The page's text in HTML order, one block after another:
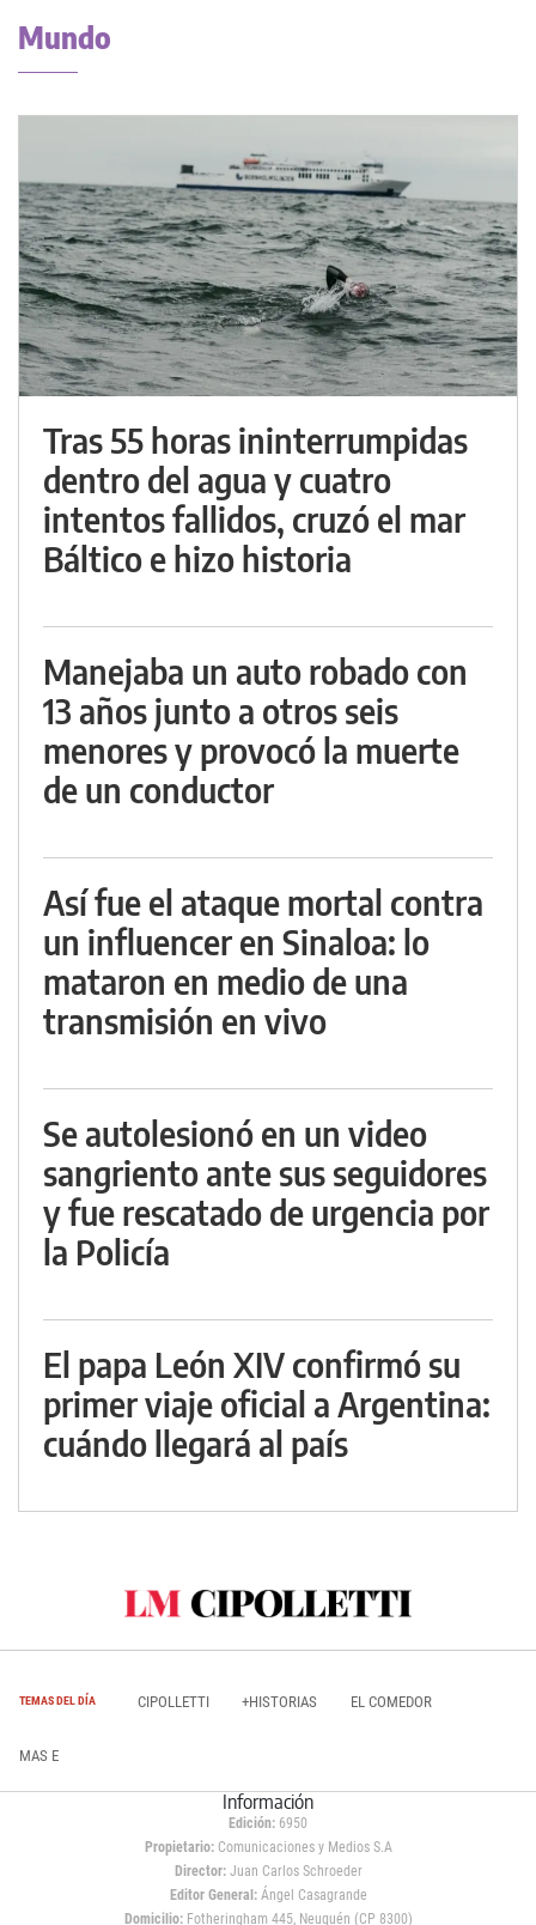
Mundo
Tras 55 horas ininterrumpidas
dentro del agua y cuatro
intentos fallidos, cruzó el mar
Báltico e hizo historia
Manejaba un auto robado con
13 años junto a otros seis
menores y provocó la muerte
de un conductor
Así fue el ataque mortal contra
un influencer en Sinaloa: lo
mataron en medio de una
transmisión en vivo
Se autolesionó en un video
sangriento ante sus seguidores
y fue rescatado de urgencia por
la Policía
El papa León XIV confirmó su
primer viaje oficial a Argentina:
cuándo llegará al país
TEMAS DEL DÍA CIPOLLETTI +HISTORIAS EL COMEDOR
MAS E
Información
Edición: 6950
Propietario:Comunicaciones y Medios S.A
Director: Juan Carlos Schroeder
Editor General:Ángel Casagrande
Domicilio:Fotheringham 445, Neuquén (CP 8300)